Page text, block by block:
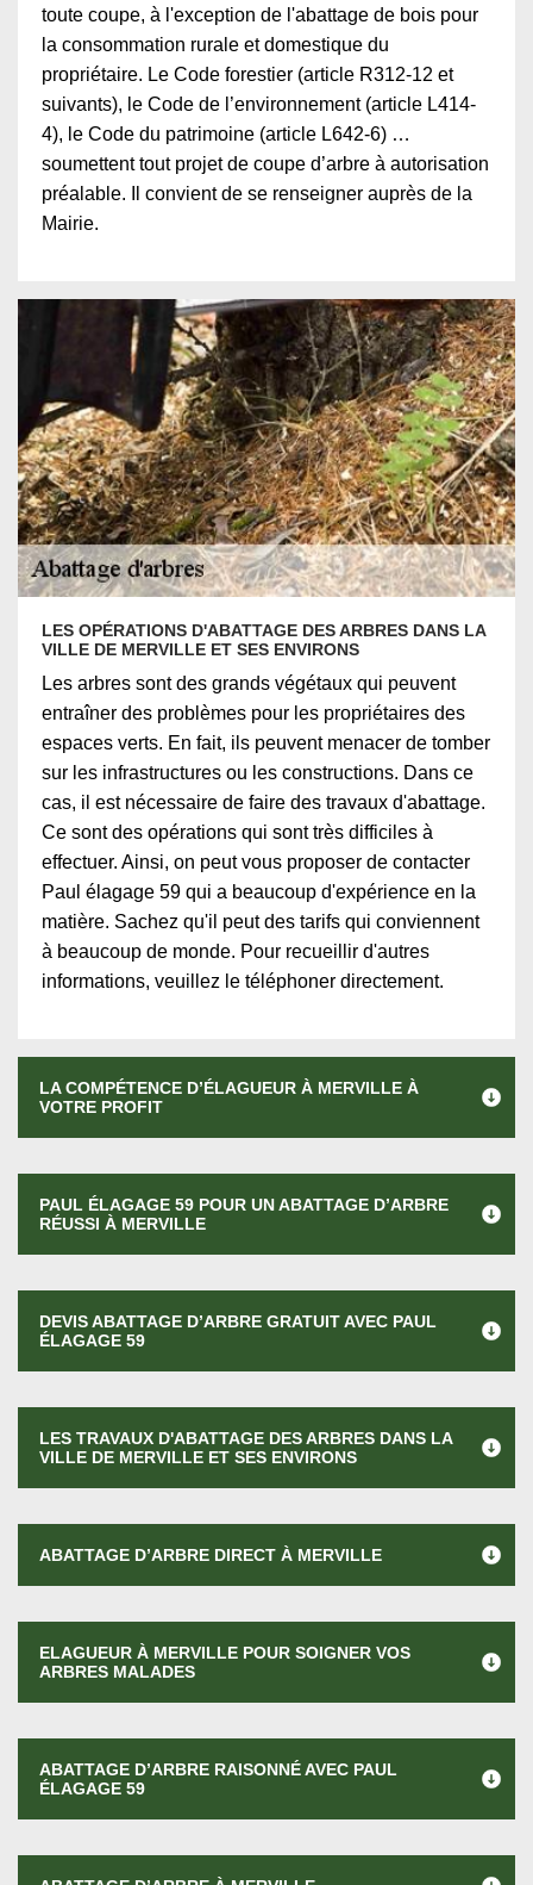
toute coupe, à l'exception de l'abattage de bois pour
la consommation rurale et domestique du
propriétaire. Le Code forestier (article R312-12 et
suivants), le Code de l’environnement (article L414-
4), le Code du patrimoine (article L642-6) …
soumettent tout projet de coupe d’arbre à autorisation
préalable. Il convient de se renseigner auprès de la
Mairie.
LES OPÉRATIONS D'ABATTAGE DES ARBRES DANS LA
VILLE DE MERVILLE ET SES ENVIRONS
Les arbres sont des grands végétaux qui peuvent
entraîner des problèmes pour les propriétaires des
espaces verts. En fait, ils peuvent menacer de tomber
sur les infrastructures ou les constructions. Dans ce
cas, il est nécessaire de faire des travaux d'abattage.
Ce sont des opérations qui sont très difficiles à
effectuer. Ainsi, on peut vous proposer de contacter
Paul élagage 59 qui a beaucoup d'expérience en la
matière. Sachez qu'il peut des tarifs qui conviennent
à beaucoup de monde. Pour recueillir d'autres
informations, veuillez le téléphoner directement.
LA COMPÉTENCE D’ÉLAGUEUR À MERVILLE À
VOTRE PROFIT
PAUL ÉLAGAGE 59 POUR UN ABATTAGE D’ARBRE
RÉUSSI À MERVILLE
DEVIS ABATTAGE D’ARBRE GRATUIT AVEC PAUL
ÉLAGAGE 59
LES TRAVAUX D'ABATTAGE DES ARBRES DANS LA
VILLE DE MERVILLE ET SES ENVIRONS
ABATTAGE D’ARBRE DIRECT À MERVILLE
ELAGUEUR À MERVILLE POUR SOIGNER VOS
ARBRES MALADES
ABATTAGE D’ARBRE RAISONNÉ AVEC PAUL
ÉLAGAGE 59